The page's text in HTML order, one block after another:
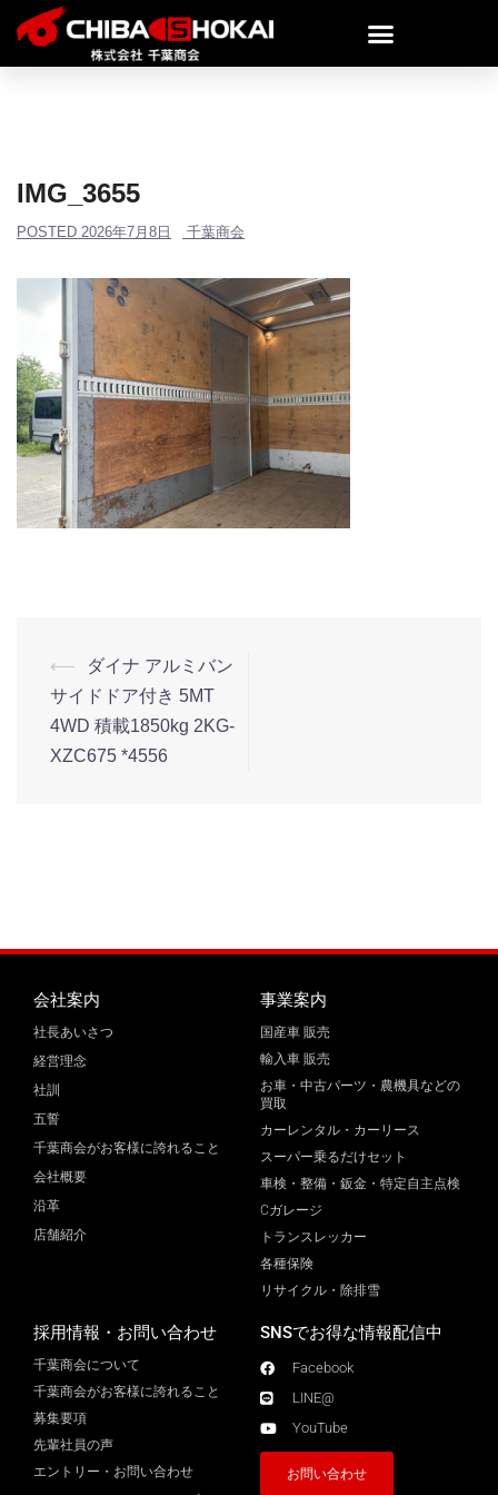
IMG_3655
POSTED 2026年7月8日 千葉商会
⟵
ダイナ アルミバン
サイドドア付き 5MT
4WD 積載1850kg 2KG-
XZC675 *4556
会社案内
社長あいさつ
経営理念
社訓
五誓
千葉商会がお客様に誇れること
会社概要
沿革
店舗紹介
事業案内
国産車 販売
輸入車 販売
お車・中古パーツ・農機具などの
買取
カーレンタル・カーリース
スーパー乗るだけセット
車検・整備・鈑金・特定自主点検
Cガレージ
トランスレッカー
各種保険
リサイクル・除排雪
採用情報・お問い合わせ
千葉商会について
千葉商会がお客様に誇れること​
募集要項
先輩社員の声
エントリー・お問い合わせ
SNSでお得な情報配信中
Facebook
LINE@
YouTube
お問い合わせ